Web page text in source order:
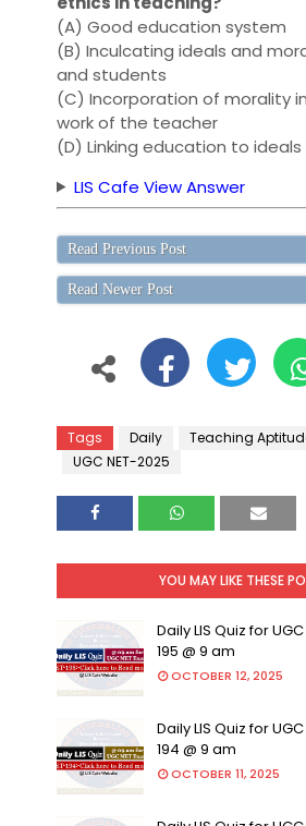
(A) Good education system
(B) Inculcating ideals and
and students
(C) Incorporation of morality
work of the teacher
(D) Linking education to
LIS Cafe View Answer
Read Previous Post
Read Newer Post
Tags Daily
Teaching
UGC NET-2025
YOU MAY LIKE THESE
Daily LIS Quiz for
195 @ 9 am
OCTOBER 12, 2025
Daily LIS Quiz for
194 @ 9 am
OCTOBER 11, 2025